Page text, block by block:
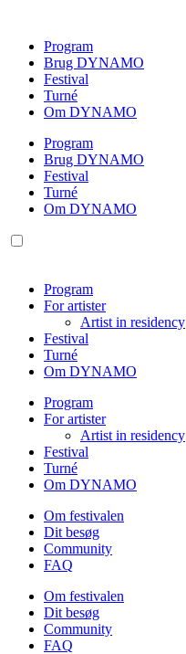
indholdProgram
Brug DYNAMO
Festival
Turné
Om DYNAMO
Program
Brug DYNAMO
Festival
Turné
Om DYNAMO
Program
For artister
Artist in residency
Festival
Turné
Om DYNAMO
Program
For artister
Artist in residency
Festival
Turné
Om DYNAMO
Om festivalen
Dit besøg
Community
FAQ
Om festivalen
Dit besøg
Community
FAQ